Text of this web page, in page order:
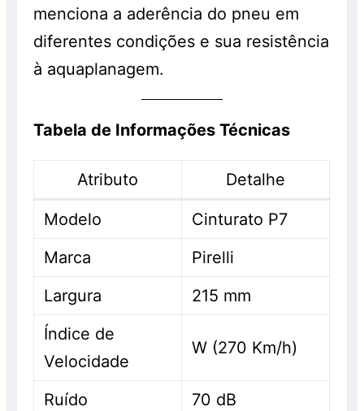
menciona a aderência do pneu em
diferentes condições e sua resistência
à aquaplanagem.
Tabela de Informações Técnicas
Atributo Detalhe
Modelo
Cinturato P7
Marca
Pirelli
Largura
215 mm
Índice de
Velocidade
W (270 Km/h)
Ruído 70 dB